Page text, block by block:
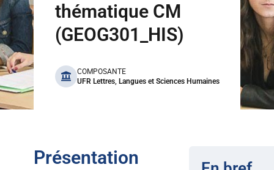
thématique CM
(GEOG301_HIS)
benefits
COMPOSANTE
UFR Lettres, Langues et Sciences Humaines
Présentation